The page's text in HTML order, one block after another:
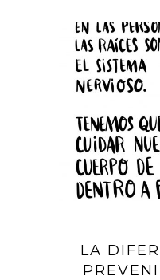
LA